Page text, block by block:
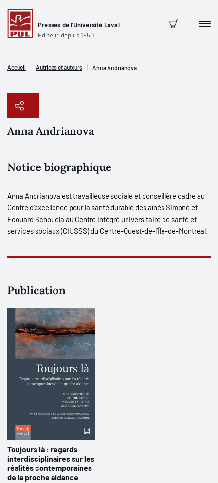
Presses de l'Université Laval
Éditeur depuis 1950
Panier
Accueil Autrices et auteurs Anna Andrianova
Anna Andrianova
Notice biographique
Anna Andrianova est travailleuse sociale et conseillère cadre au
Centre d’excellence pour la santé durable des aînés Simone et
Edouard Schouela au Centre intégré universitaire de santé et
services sociaux (CIUSSS) du Centre-Ouest-de-l’Île-de-Montréal.
Publication
Toujours là : regards
interdisciplinaires sur les
réalités contemporaines
de la proche aidance